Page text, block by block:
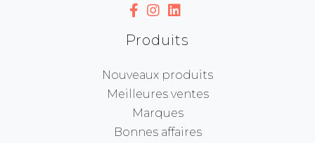
Produits
Nouveaux produits
Meilleures ventes
Marques
Bonnes affaires